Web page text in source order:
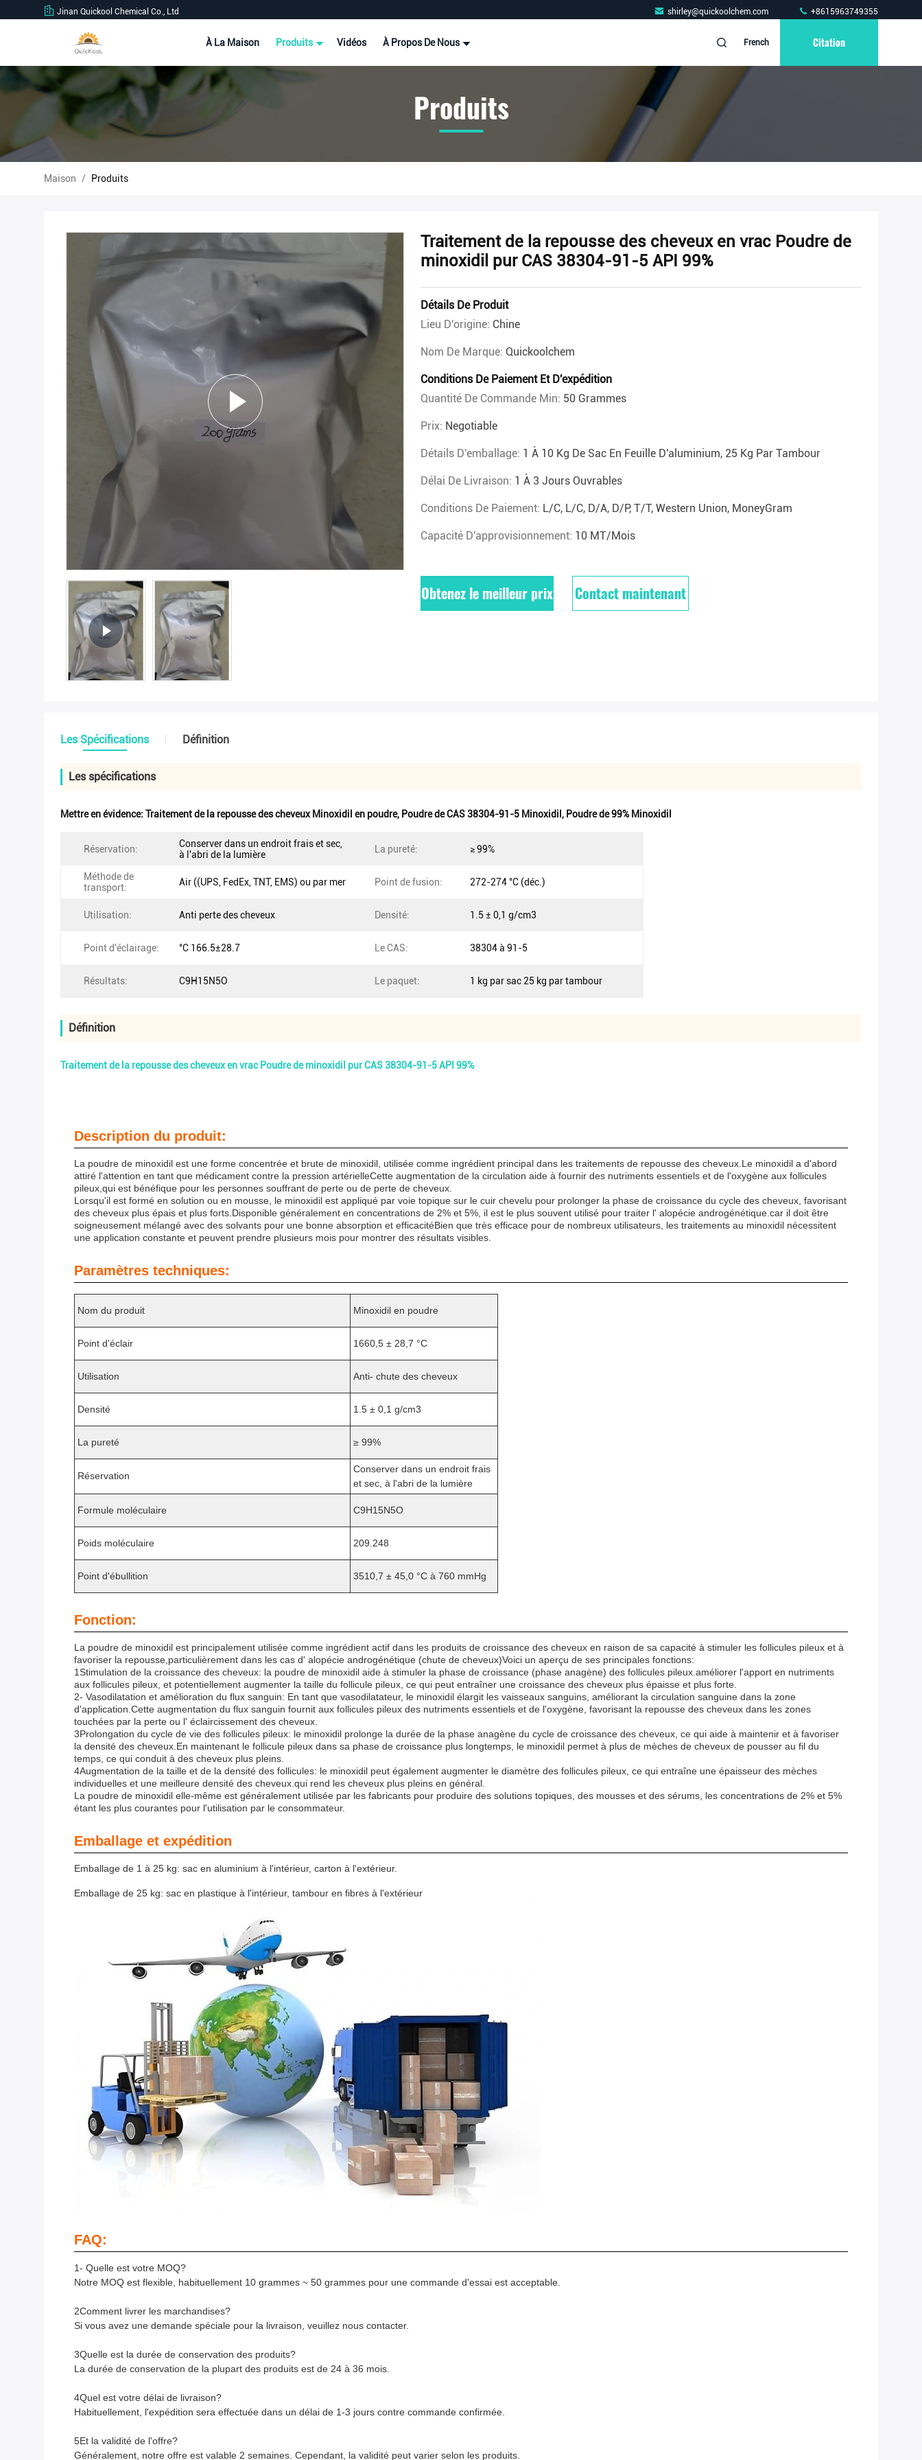
Jinan Quickool Chemical Co., Ltd shirley@quickoolchem.com +8615963749355
À La Maison Produits Vidéos À Propos De Nous French Citation
Produits
Maison / Produits
Traitement de la repousse des cheveux en vrac Poudre de
minoxidil pur CAS 38304-91-5 API 99%
Détails De Produit
Lieu D'origine: Chine
Nom De Marque: Quickoolchem
Conditions De Paiement Et D'expédition
Quantité De Commande Min: 50 Grammes
Prix: Negotiable
Détails D'emballage: 1 À 10 Kg De Sac En Feuille D'aluminium, 25 Kg Par Tambour
Délai De Livraison: 1 À 3 Jours Ouvrables
Conditions De Paiement: L/C, L/C, D/A, D/P, T/T, Western Union, MoneyGram
Capacité D'approvisionnement: 10 MT/mois
Obtenez le meilleur prix Contact maintenant
Les Spécifications Définition
Les spécifications
Mettre en évidence: Traitement de la repousse des cheveux Minoxidil en poudre, Poudre de CAS 38304-91-5 Minoxidil , Poudre de 99% Minoxidil
Réservation:
Conserver dans un endroit frais et sec,
à l'abri de la lumière
La pureté: ≥ 99%
Méthode de
transport:
Air ((UPS, FedEx, TNT, EMS) ou par mer Point de fusion: 272-274 °C (déc.)
Utilisation: Anti perte des cheveux Densité: 1.5 ± 0,1 g/cm3
Point d'éclairage: °C 166.5±28.7 Le CAS: 38304 à 91-5
Résultats: C9H15N5O Le paquet: 1 kg par sac 25 kg par tambour
Définition
Traitement de la repousse des cheveux en vrac Poudre de minoxidil pur CAS 38304-91-5 API 99%
Description du produit:
La poudre de minoxidil est une forme concentrée et brute de minoxidil, utilisée comme ingrédient principal dans les traitements de repousse des cheveux.Le minoxidil a d'abord
attiré l'attention en tant que médicament contre la pression artérielleCette augmentation de la circulation aide à fournir des nutriments essentiels et de l'oxygène aux follicules
pileux,qui est bénéfique pour les personnes souffrant de perte ou de perte de cheveux.
Lorsqu'il est formé en solution ou en mousse, le minoxidil est appliqué par voie topique sur le cuir chevelu pour prolonger la phase de croissance du cycle des cheveux, favorisant
des cheveux plus épais et plus forts.Disponible généralement en concentrations de 2% et 5%, il est le plus souvent utilisé pour traiter l' alopécie androgénétique.car il doit être
soigneusement mélangé avec des solvants pour une bonne absorption et efficacitéBien que très efficace pour de nombreux utilisateurs, les traitements au minoxidil nécessitent
une application constante et peuvent prendre plusieurs mois pour montrer des résultats visibles.
Paramètres techniques:
Nom du produit Minoxidil en poudre
Point d'éclair 1660,5 ± 28,7 °C
Utilisation Anti- chute des cheveux
Densité 1.5 ± 0,1 g/cm3
La pureté ≥ 99%
Réservation
Conserver dans un endroit frais
et sec, à l'abri de la lumière
Formule moléculaire C9H15N5O
Poids moléculaire 209.248
Point d'ébullition 3510,7 ± 45,0 °C à 760 mmHg
Fonction:
La poudre de minoxidil est principalement utilisée comme ingrédient actif dans les produits de croissance des cheveux en raison de sa capacité à stimuler les follicules pileux et à
favoriser la repousse,particulièrement dans les cas d' alopécie androgénétique (chute de cheveux)Voici un aperçu de ses principales fonctions:
1Stimulation de la croissance des cheveux: la poudre de minoxidil aide à stimuler la phase de croissance (phase anagène) des follicules pileux.améliorer l'apport en nutriments
aux follicules pileux, et potentiellement augmenter la taille du follicule pileux, ce qui peut entraîner une croissance des cheveux plus épaisse et plus forte.
2- Vasodilatation et amélioration du flux sanguin: En tant que vasodilatateur, le minoxidil élargit les vaisseaux sanguins, améliorant la circulation sanguine dans la zone
d'application.Cette augmentation du flux sanguin fournit aux follicules pileux des nutriments essentiels et de l'oxygène, favorisant la repousse des cheveux dans les zones
touchées par la perte ou l' éclaircissement des cheveux.
3Prolongation du cycle de vie des follicules pileux: le minoxidil prolonge la durée de la phase anagène du cycle de croissance des cheveux, ce qui aide à maintenir et à favoriser
la densité des cheveux.En maintenant le follicule pileux dans sa phase de croissance plus longtemps, le minoxidil permet à plus de mèches de cheveux de pousser au fil du
temps, ce qui conduit à des cheveux plus pleins.
4Augmentation de la taille et de la densité des follicules: le minoxidil peut également augmenter le diamètre des follicules pileux, ce qui entraîne une épaisseur des mèches
individuelles et une meilleure densité des cheveux.qui rend les cheveux plus pleins en général.
La poudre de minoxidil elle-même est généralement utilisée par les fabricants pour produire des solutions topiques, des mousses et des sérums, les concentrations de 2% et 5%
étant les plus courantes pour l'utilisation par le consommateur.
Emballage et expédition
Emballage de 1 à 25 kg: sac en aluminium à l'intérieur, carton à l'extérieur.
Emballage de 25 kg: sac en plastique à l'intérieur, tambour en fibres à l'extérieur
FAQ:
1- Quelle est votre MOQ?
Notre MOQ est flexible, habituellement 10 grammes ~ 50 grammes pour une commande d'essai est acceptable.
2Comment livrer les marchandises?
Si vous avez une demande spéciale pour la livraison, veuillez nous contacter.
3Quelle est la durée de conservation des produits?
La durée de conservation de la plupart des produits est de 24 à 36 mois.
4Quel est votre délai de livraison?
Habituellement, l'expédition sera effectuée dans un délai de 1-3 jours contre commande confirmée.
5Et la validité de l'offre?
Généralement, notre offre est valable 2 semaines. Cependant, la validité peut varier selon les produits.